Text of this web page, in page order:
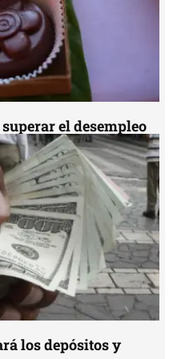
el desempleo
los depósitos y